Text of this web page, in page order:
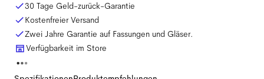
30 Tage Geld-zurück-Garantie
Kostenfreier Versand
Zwei Jahre Garantie auf Fassungen und Gläser.
Verfügbarkeit im Store